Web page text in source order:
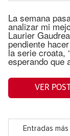
La semana
analizar mi
Laurier
pendiente
la serie croata,
esperando que
VER
Entradas